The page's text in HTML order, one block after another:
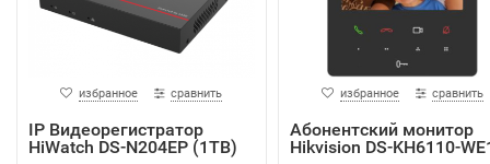
избранное сравнить
IP Видеорегистратор
HiWatch DS-N204EP (1TB)
избранное сравнить
Абонентский монитор
Hikvision DS-KH6110-